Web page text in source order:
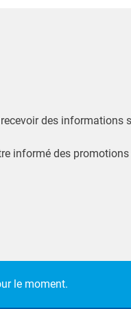
des informations
informé des
le moment.